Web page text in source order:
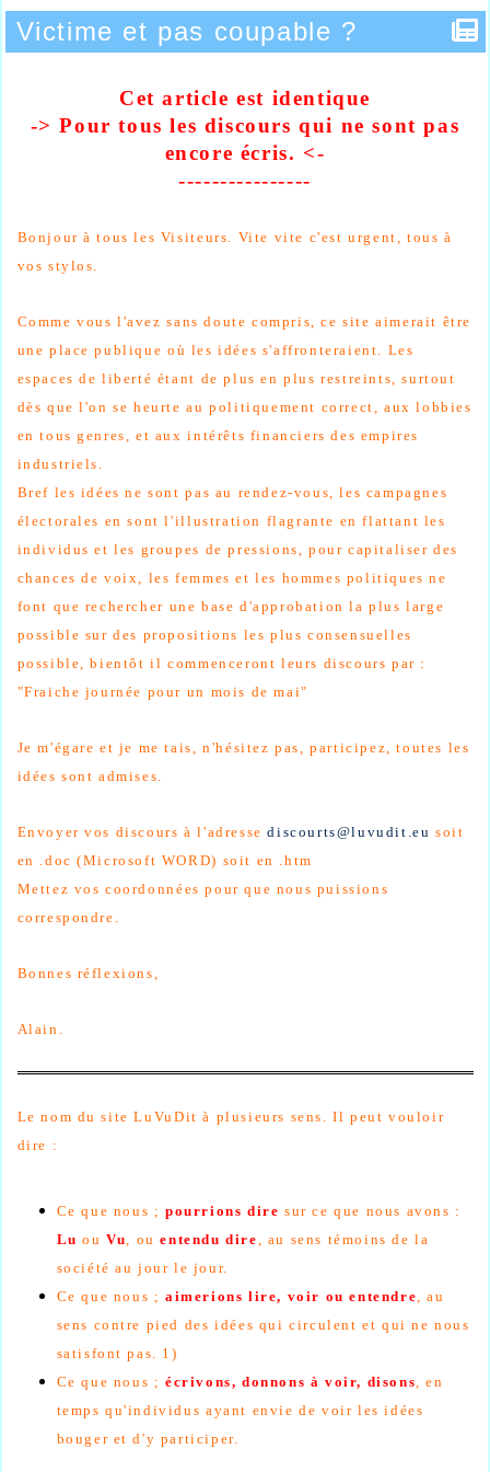
Victime et pas coupable ?
Cet article est identique
-> Pour tous les discours qui ne sont pas
encore écris. <-
----------------
Bonjour à tous les Visiteurs. Vite vite c'est urgent, tous à
vos stylos.
Comme vous l'avez sans doute compris, ce site aimerait être
une place publique où les idées s'affronteraient. Les
espaces de liberté étant de plus en plus restreints, surtout
dès que l'on se heurte au politiquement correct, aux lobbies
en tous genres, et aux intérêts financiers des empires
industriels.
Bref les idées ne sont pas au rendez-vous, les campagnes
électorales en sont l'illustration flagrante en flattant les
individus et les groupes de pressions, pour capitaliser des
chances de voix, les femmes et les hommes politiques ne
font que rechercher une base d'approbation la plus large
possible sur des propositions les plus consensuelles
possible, bientôt il commenceront leurs discours par :
"Fraiche journée pour un mois de mai"
Je m'égare et je me tais, n'hésitez pas, participez, toutes les
idées sont admises.
Envoyer vos discours à l'adressediscourts@luvudit.eu soit
en .doc (Microsoft WORD) soit en .htm
Mettez vos coordonnées pour que nous puissions
correspondre.
Bonnes réflexions,
Alain.
Le nom du site LuVuDit à plusieurs sens. Il peut vouloir
dire :
Ce que nous ; pourrions dire sur ce que nous avons :
Lu ouVu, ouentendu dire, au sens témoins de la
société au jour le jour.
Ce que nous ; aimerions lire, voir ou entendre, au
sens contre pied des idées qui circulent et qui ne nous
satisfont pas. 1)
Ce que nous ; écrivons, donnons à voir, disons, en
temps qu'individus ayant envie de voir les idées
bouger et d'y participer.